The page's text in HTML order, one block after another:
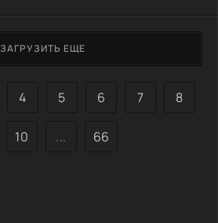
трудностями, Женя оказывается
и сомнениями. Каждый
и старые связи вдруг
же справиться с этой
ЗАГРУЗИТЬ ЕЩЕ
4 5 6 7 8
10 ... 66